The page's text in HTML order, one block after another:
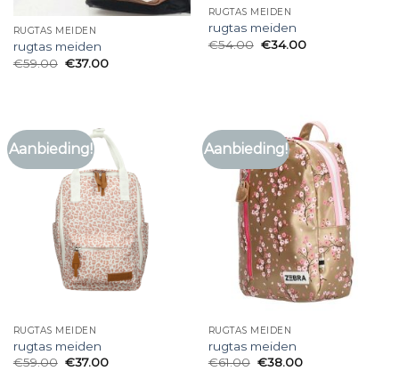
RUGTAS MEIDEN
rugtas meiden
€59.00 €37.00
RUGTAS MEIDEN
rugtas meiden
€54.00 €34.00
Aanbieding!
RUGTAS MEIDEN
rugtas meiden
€59.00 €37.00
Aanbieding!
RUGTAS MEIDEN
rugtas meiden
€61.00 €38.00